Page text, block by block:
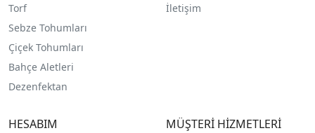
Torf
Sebze Tohumları
Çiçek Tohumları
Bahçe Aletleri
Dezenfektan
İletişim
HESABIM MÜŞTERİ HİZMETLERİ